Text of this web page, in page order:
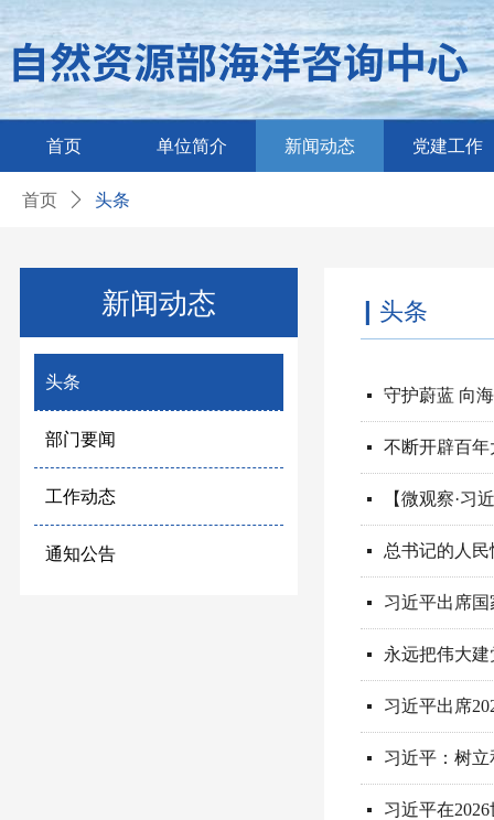
首页 单位简介 新闻动态 党建工作
首页 ꄲ 头条
新闻动态
头条
部门要闻
工作动态
通知公告
| 头条
넷 守护蔚蓝 向
넷 不断开辟百
넷
넷 总书记的人
넷 习近平出席
넷 永远把伟大
넷 习近平出席
넷 习近平：树
넷 习近平在